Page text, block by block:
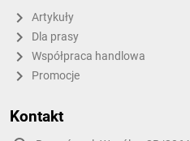
Artykuły
Dla prasy
Współpraca handlowa
Promocje
Kontakt